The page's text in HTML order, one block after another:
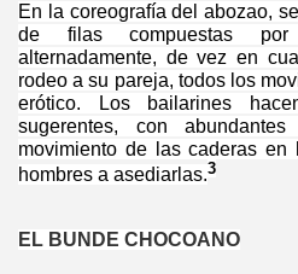
En la coreografía del abozao,
de filas compuestas
alternadamente, de vez en
rodeo a su pareja, todos los
erótico. Los bailarines
sugerentes, con
movimiento de las caderas
hombres a asediarlas.3
EL BUNDE CHOCOANO